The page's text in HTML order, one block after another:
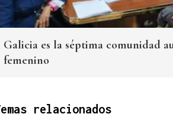
Galicia es la séptima comunidad
femenino
relacionados